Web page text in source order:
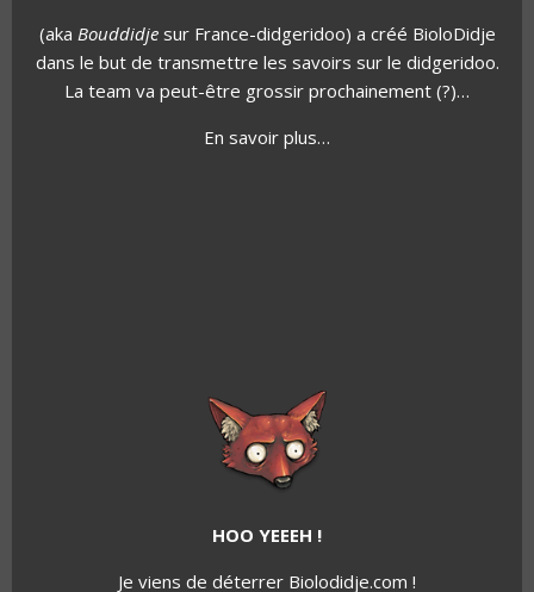
(aka Bouddidjesur France-didgeridoo) a créé BioloDidje
dans le but de transmettre les savoirs sur le didgeridoo.
La team va peut-être grossir prochainement (?)…
En savoir plus…
HOO YEEEH !
Je viens de déterrer Biolodidje.com !